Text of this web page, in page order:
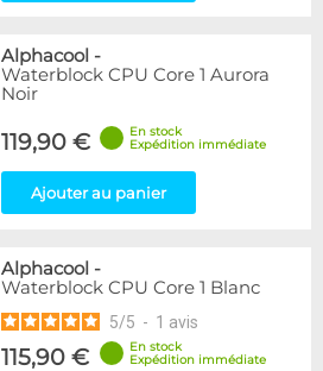
Alphacool -
Waterblock CPU Core 1 Aurora
Noir
119,90 €
En stock
Expédition immédiate
Ajouter au panier
Alphacool -
Waterblock CPU Core 1 Blanc
5/5 - 1 avis
115,90 €
En stock
Expédition immédiate